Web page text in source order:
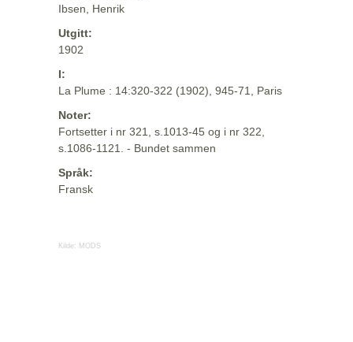
Ibsen, Henrik
Utgitt:
1902
I:
La Plume : 14:320-322 (1902), 945-71, Paris
Noter:
Fortsetter i nr 321, s.1013-45 og i nr 322,
s.1086-1121. - Bundet sammen
Språk:
Fransk
Kilde: MODS